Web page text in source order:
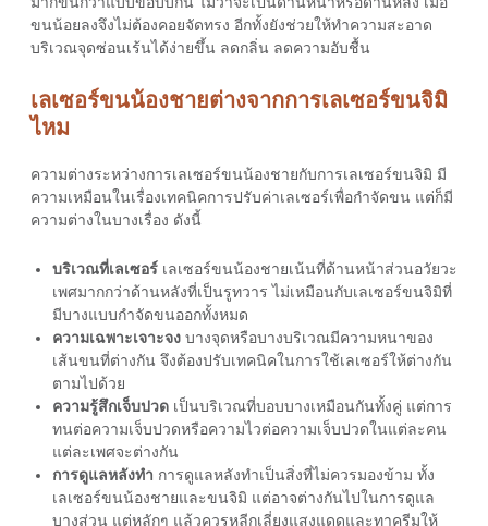
ขนน้อยลงจึงไม่ต้องคอยจัดทรง อีกทั้งยังช่วยให้ทำความสะอาด
บริเวณจุดซ่อนเร้นได้ง่ายขึ้น ลดกลิ่น ลดความอับชื้น
เลเซอร์ขนน้องชายต่างจากการเลเซอร์ขนจิมิ
ไหม
ความต่างระหว่างการเลเซอร์ขนน้องชายกับการเลเซอร์ขนจิมิ มี
ความเหมือนในเรื่องเทคนิคการปรับค่าเลเซอร์เพื่อกำจัดขน แต่ก็มี
ความต่างในบางเรื่อง ดังนี้
บริเวณที่เลเซอร์ เลเซอร์ขนน้องชายเน้นที่ด้านหน้าส่วนอวัยวะ
เพศมากกว่าด้านหลังที่เป็นรูทวาร ไม่เหมือนกับเลเซอร์ขนจิมิที่
มีบางแบบกำจัดขนออกทั้งหมด
ความเฉพาะเจาะจง บางจุดหรือบางบริเวณมีความหนาของ
เส้นขนที่ต่างกัน จึงต้องปรับเทคนิคในการใช้เลเซอร์ให้ต่างกัน
ตามไปด้วย
ความรู้สึกเจ็บปวด เป็นบริเวณที่บอบบางเหมือนกันทั้งคู่ แต่การ
ทนต่อความเจ็บปวดหรือความไวต่อความเจ็บปวดในแต่ละคน
แต่ละเพศจะต่างกัน
การดูแลหลังทำ การดูแลหลังทำเป็นสิ่งที่ไม่ควรมองข้าม ทั้ง
เลเซอร์ขนน้องชายและขนจิมิ แต่อาจต่างกันไปในการดูแล
บางส่วน แต่หลักๆ แล้วควรหลีกเลี่ยงแสงแดดและทาครีมให้